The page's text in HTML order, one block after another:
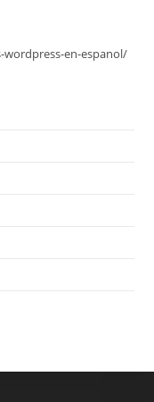
en-espanol/